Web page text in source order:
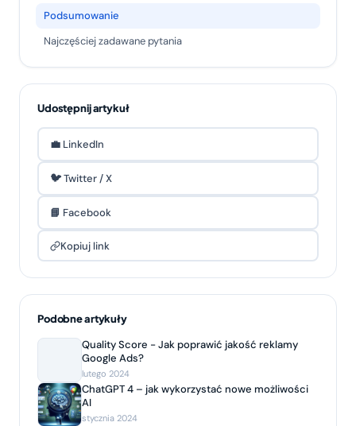
Podsumowanie
Najczęściej zadawane pytania
Udostępnij artykuł
💼 LinkedIn
🐦 Twitter / X
📘 Facebook
Kopiuj link
Podobne artykuły
Quality Score - Jak poprawić jakość reklamy
Google Ads?
lutego 2024
ChatGPT 4 – jak wykorzystać nowe możliwości
AI
stycznia 2024